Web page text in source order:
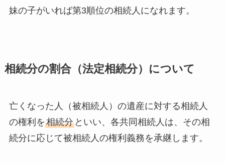
妹の子がいれば第3順位の相続人になれます。
相続分の割合（法定相続分）について
亡くなった人（被相続人）の遺産に対する相続人
の権利を相続分といい、各共同相続人は、その相
続分に応じて被相続人の権利義務を承継します。